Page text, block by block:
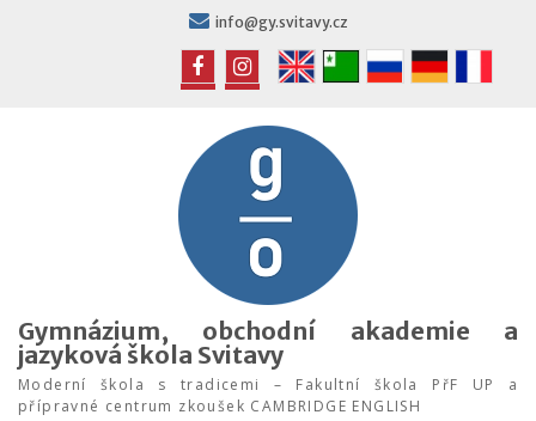
info@gy.svitavy.cz
FB IG
Gymnázium, obchodní akademie a
jazyková škola Svitavy
Moderní škola s tradicemi – Fakultní škola PřF UP a
přípravné centrum zkoušek CAMBRIDGE ENGLISH